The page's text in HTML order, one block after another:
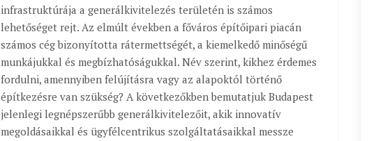
infrastruktúrája a generálkivitelezés területén is számos
lehetőséget rejt. Az elmúlt években a főváros építőipari piacán
számos cég bizonyította rátermettségét, a kiemelkedő minőségű
munkájukkal és megbízhatóságukkal. Név szerint, kikhez érdemes
fordulni, amennyiben felújításra vagy az alapoktól történő
építkezésre van szükség? A következőkben bemutatjuk Budapest
jelenlegi legnépszerűbb generálkivitelezőit, akik innovatív
megoldásaikkal és ügyfélcentrikus szolgáltatásaikkal messze